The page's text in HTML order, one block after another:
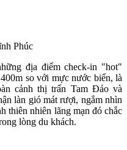
Phúc
địa điểm check-in "hot"
so với mực nước biển, là
cảnh thị trấn Tam Đảo và
làn gió mát rượi, ngắm nhìn
thiên nhiên lãng mạn đó chắc
lòng du khách.